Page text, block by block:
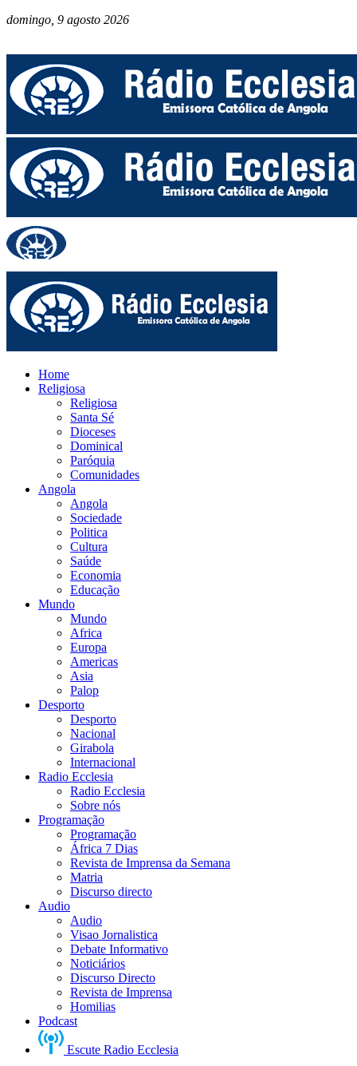
domingo, 9 agosto 2026
Home
Religiosa
Religiosa
Santa Sé
Dioceses
Dominical
Paróquia
Comunidades
Angola
Angola
Sociedade
Politica
Cultura
Saúde
Economia
Educação
Mundo
Mundo
Africa
Europa
Americas
Asia
Palop
Desporto
Desporto
Nacional
Girabola
Internacional
Radio Ecclesia
Radio Ecclesia
Sobre nós
Programação
Programação
África 7 Dias
Revista de Imprensa da Semana
Matria
Discurso directo
Audio
Audio
Visao Jornalistica
Debate Informativo
Noticiários
Discurso Directo
Revista de Imprensa
Homilias
Podcast
Escute Radio Ecclesia